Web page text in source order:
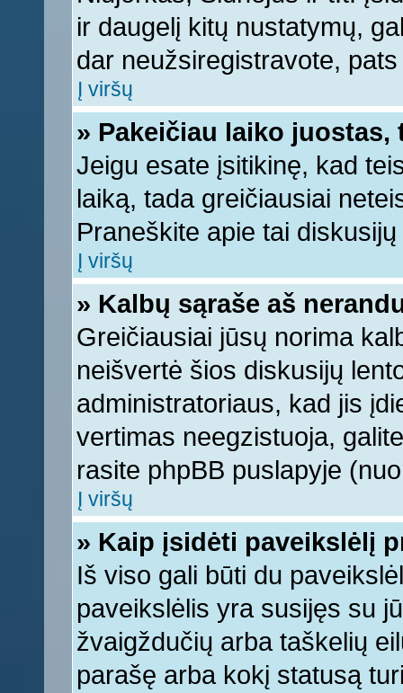
ir daugelį kitų nustatymų,
dar neužsiregistravote,
Į viršų
» Pakeičiau laiko
Jeigu esate įsitikinę, kad
laiką, tada greičiausiai
Praneškite apie tai
Į viršų
» Kalbų sąraše aš
Greičiausiai jūsų norima
neišvertė šios diskusijų
administratoriaus, kad jis
vertimas neegzistuoja,
rasite phpBB puslapyje
Į viršų
» Kaip įsidėti paveikslėlį
Iš viso gali būti du
paveikslėlis yra susijęs su
žvaigždučių arba taškelių
parašę arba kokį statusą